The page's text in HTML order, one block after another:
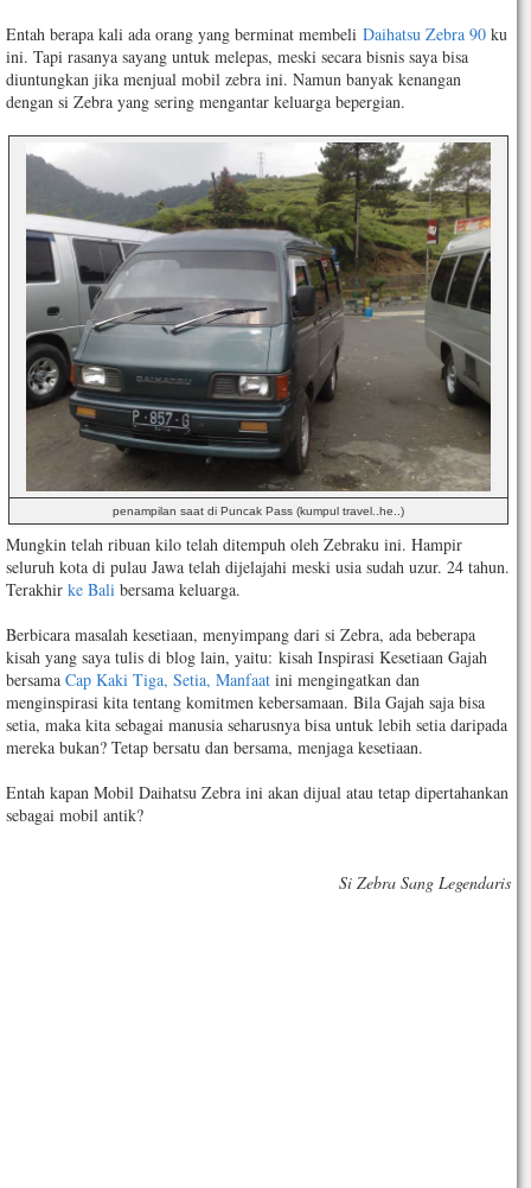
Entah berapa kali ada orang yang berminat membeli Daihatsu Zebra 90 ku
ini. Tapi rasanya sayang untuk melepas, meski secara bisnis saya bisa
diuntungkan jika menjual mobil zebra ini. Namun banyak kenangan
dengan si Zebra yang sering mengantar keluarga bepergian.
penampilan saat di Puncak Pass (kumpul travel..he..)
Mungkin telah ribuan kilo telah ditempuh oleh Zebraku ini. Hampir
seluruh kota di pulau Jawa telah dijelajahi meski usia sudah uzur. 24 tahun.
Terakhir ke Bali bersama keluarga.
Berbicara masalah kesetiaan, menyimpang dari si Zebra, ada beberapa
kisah yang saya tulis di blog lain, yaitu: kisah Inspirasi Kesetiaan Gajah
bersama Cap Kaki Tiga, Setia, Manfaat ini mengingatkan dan
menginspirasi kita tentang komitmen kebersamaan. Bila Gajah saja bisa
setia, maka kita sebagai manusia seharusnya bisa untuk lebih setia daripada
mereka bukan? Tetap bersatu dan bersama, menjaga kesetiaan.
Entah kapan Mobil Daihatsu Zebra ini akan dijual atau tetap dipertahankan
sebagai mobil antik?
Si Zebra Sang Legendaris